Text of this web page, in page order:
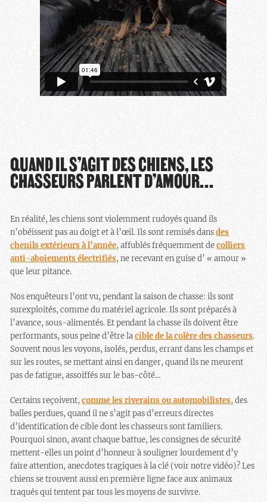
QUAND IL S’AGIT DES CHIENS, LES
CHASSEURS PARLENT D’AMOUR…
En réalité, les chiens sont violemment rudoyés quand ils
n’obéissent pas au doigt et à l’œil. Ils sont remisés dansdes
chenils extérieurs à l’année, affublés fréquemment decolliers
anti-aboiements électrifiés, ne recevant en guise d’ « amour »
que leur pitance.
Nos enquêteurs l’ont vu, pendant la saison de chasse: ils sont
surexploités, comme du matériel agricole. Ils sont préparés à
l’avance, sous-alimentés. Et pendant la chasse ils doivent être
performants, sous peine d’être lacible de la colère des chasseurs.
Souvent nous les voyons, isolés, perdus, errant dans les champs et
sur les routes, se mettant ainsi en danger, quand ils ne meurent
pas de fatigue, assoiffés sur le bas-côté…
Certains reçoivent,comme les riverains ou automobilistes, des
balles perdues, quand il ne s’agit pas d’erreurs directes
d’identification de cible dont les chasseurs sont familiers.
Pourquoi sinon, avant chaque battue, les consignes de sécurité
mettent-elles un point d’honneur à souligner lourdement d’y
faire attention, anecdotes tragiques à la clé (voir notre vidéo)? Les
chiens se trouvent aussi en première ligne face aux animaux
traqués qui tentent par tous les moyens de survivre.